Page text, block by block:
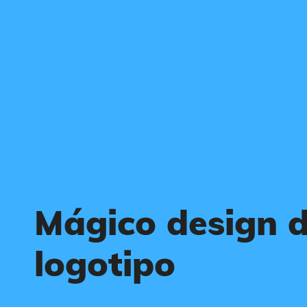
Mágico design
logotipo